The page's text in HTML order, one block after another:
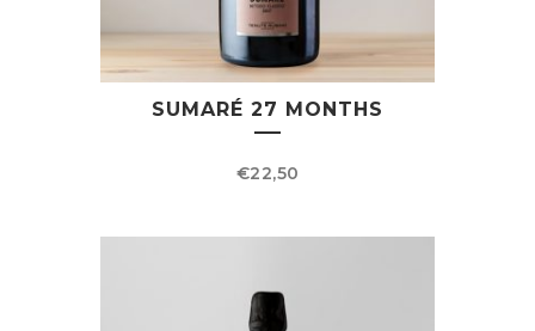
SUMARÉ 27 MONTHS
€22,50